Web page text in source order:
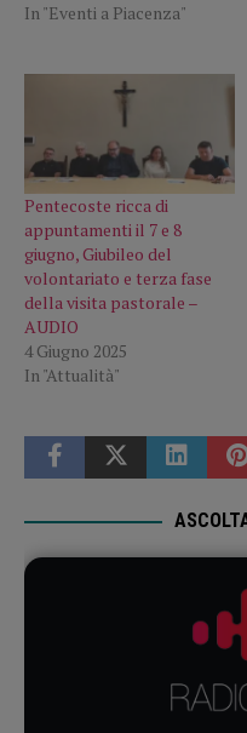
In "Eventi a Piacenza"
Pentecoste ricca di
appuntamenti il 7 e 8
giugno, Giubileo del
volontariato e terza fase
della visita pastorale –
AUDIO
4 Giugno 2025
In "Attualità"